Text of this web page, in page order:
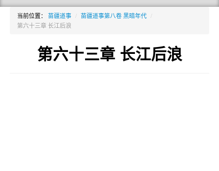
当前位置： 苗疆道事 / 苗疆道事第八卷 黑暗年代 /
第六十三章 长江后浪
第六十三章 长江后浪